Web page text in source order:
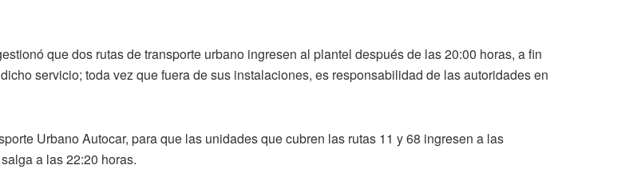
que dos rutas de transporte urbano ingresen al plantel después de las 20:00 horas, a fin
servicio; toda vez que fuera de sus instalaciones, es responsabilidad de las autoridades en
Urbano Autocar, para que las unidades que cubren las rutas 11 y 68 ingresen a las
a las 22:20 horas.